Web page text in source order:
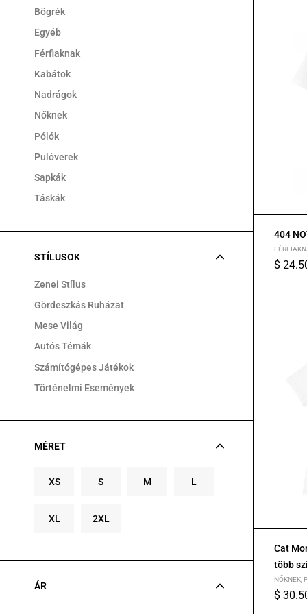
404
$
Cat
több
NŐKNEK,
$
Bögrék
Egyéb
Férfiaknak
Kabátok
Nadrágok
Nőknek
Pólók
Pulóverek
Sapkák
Táskák
STÍLUSOK
Zenei Stílus
Gördeszkás Ruházat
Mese Világ
Autós Témák
Számítógépes Játékok
Történelmi Események
MÉRET
XS S M L
XL 2XL
ÁR